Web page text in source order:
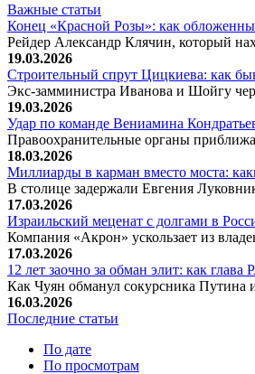
Важные статьи
Конец «Красной Розы»: как
Рейдер Александр Клячин, который
19.03.2026
Строительный спрут Цицкиева: как
Экс-замминистра Иванова и Шойгу
19.03.2026
Удар по команде Вениамина
Правоохранительные органы
18.03.2026
Миллиарды в карман вместо моста:
В столице задержали Евгения
17.03.2026
Израильский меценат с долгами в
Компания «Акрон» ускользает из
17.03.2026
12 лет заочно за обман элит: как
Как Чуян обманул сокурсника
16.03.2026
Последние статьи
По дате
По просмотрам